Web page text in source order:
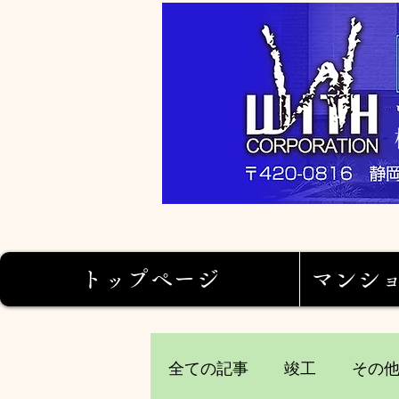
トップページ マンシ
全ての記事 竣工 その他